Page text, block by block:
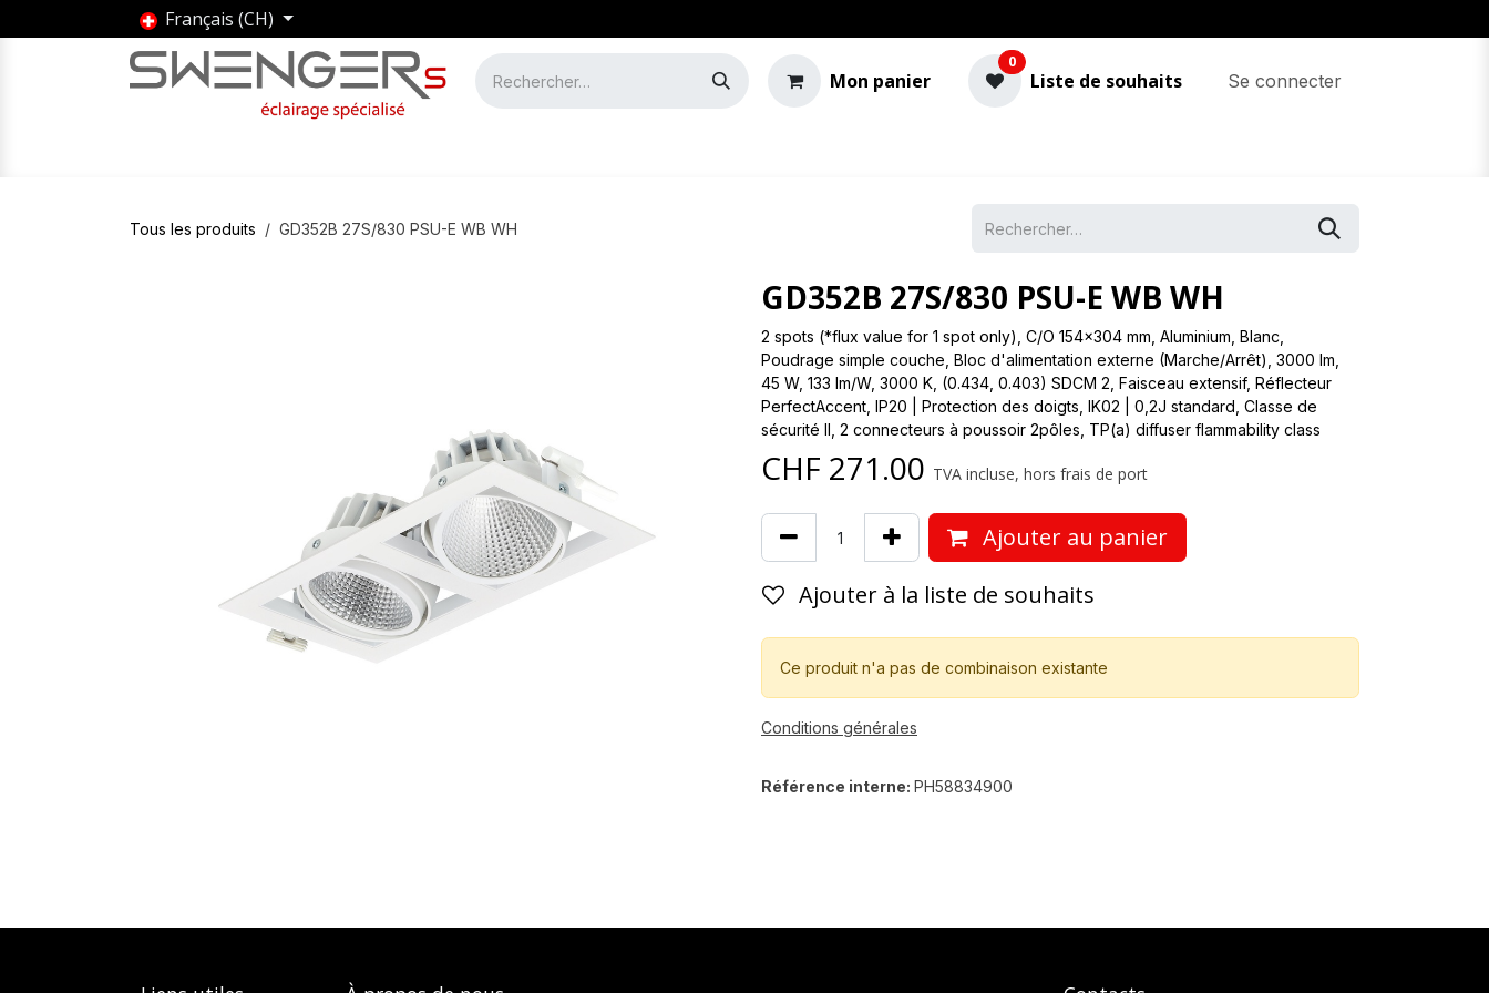
Se rendre au contenu
Français (CH)
Mon panier
0
Liste de souhaits Se connecter
Tous les produits GD352B 27S/830 PSU-E WB WH
GD352B 27S/830 PSU-E WB WH
2 spots (*flux value for 1 spot only), C/O 154x304 mm, Aluminium, Blanc,
Poudrage simple couche, Bloc d'alimentation externe (Marche/Arrêt), 3000 lm,
45 W, 133 lm/W, 3000 K, (0.434, 0.403) SDCM 2, Faisceau extensif, Réflecteur
PerfectAccent, IP20 | Protection des doigts, IK02 | 0,2J standard, Classe de
sécurité II, 2 connecteurs à poussoir 2pôles, TP(a) diffuser flammability class
CHF 271.00 TVA incluse, hors frais de port
Ajouter au panier
Ajouter à la liste de souhaits
Ce produit n'a pas de combinaison existante
Conditions générales
Référence interne: PH58834900